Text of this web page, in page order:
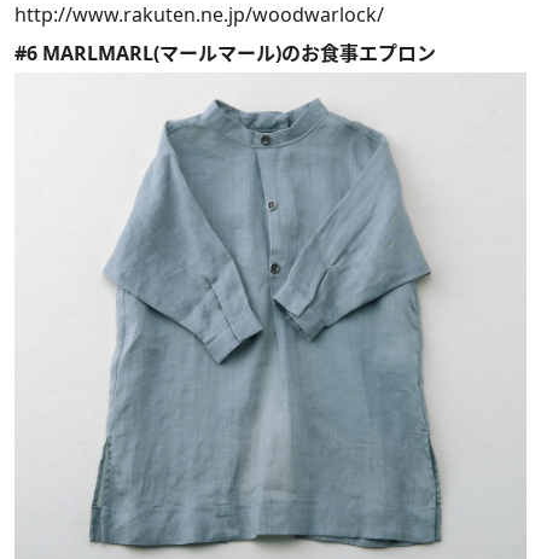
http://www.rakuten.ne.jp/woodwarlock/
#6 MARLMARL(マールマール)のお食事エプロン